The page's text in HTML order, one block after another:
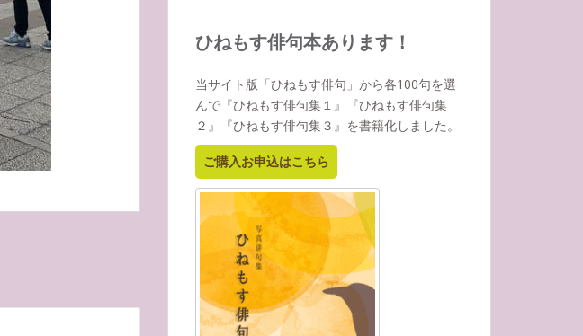
イ
ひねもす俳句本あります！
当サイト版「ひねもす俳句」から各100句を選
んで『ひねもす俳句集１』『ひねもす俳句集
２』『ひねもす俳句集３』を書籍化しました。
ご購入お申込はこちら